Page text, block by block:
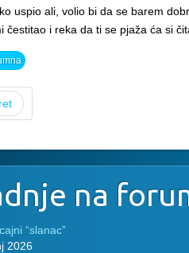
uspio ali, volio bi da se barem
čestitao i reka da ti se pjaža ća si
na
“slanac”
2026